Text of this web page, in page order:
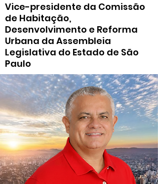
Vice-presidente da Comissão
de Habitação,
Desenvolvimento e Reforma
Urbana da Assembleia
Legislativa do Estado de São
Paulo